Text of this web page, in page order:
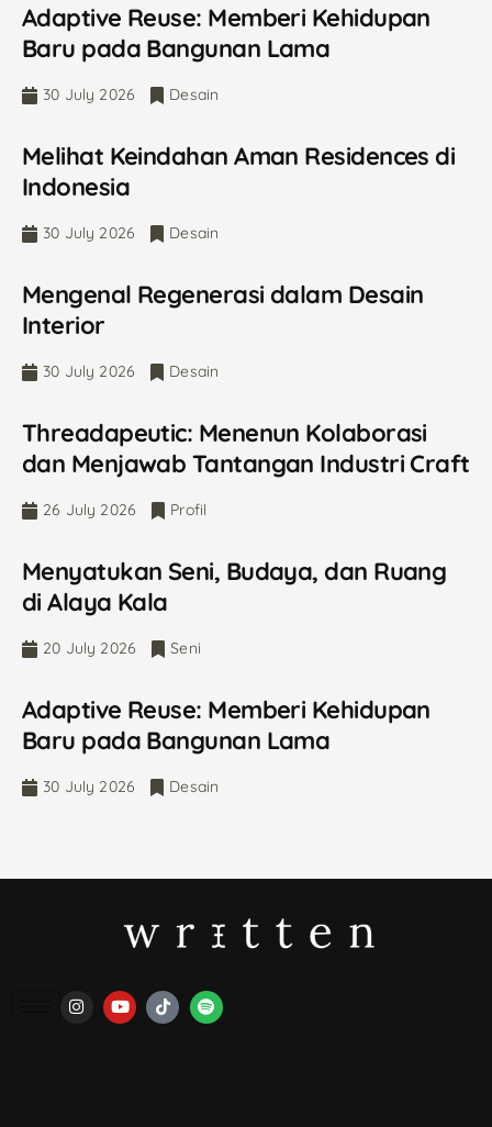
Adaptive Reuse: Memberi Kehidupan
Baru pada Bangunan Lama
30 July 2026 Desain
Melihat Keindahan Aman Residences di
Indonesia
30 July 2026 Desain
Mengenal Regenerasi dalam Desain
Interior
30 July 2026 Desain
Threadapeutic: Menenun Kolaborasi
dan Menjawab Tantangan Industri Craft
26 July 2026 Profil
Menyatukan Seni, Budaya, dan Ruang
di Alaya Kala
20 July 2026 Seni
Adaptive Reuse: Memberi Kehidupan
Baru pada Bangunan Lama
30 July 2026 Desain